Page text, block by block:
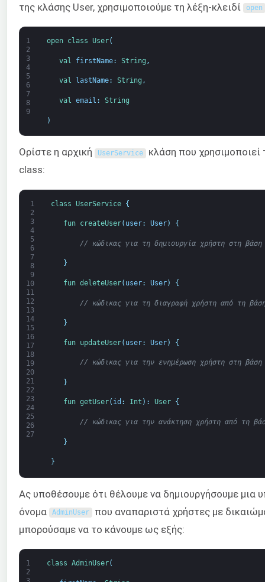
της κλάσης User, χρησιμοποιούμε τη λέξη-κλειδί
open
1
2
3
4
5
6
7
8
9
open class User(
val firstName: String ,
val lastName: String ,
val email : String
)
Ορίστε η αρχική UserService κλάση που
class:
1
2
3
4
5
6
7
8
9
10
11
12
13
14
15
16
17
18
19
20
21
22
23
24
25
26
27
class UserService {
fun createUser( user: User) {
// κώδικας για τη δημιουργία χρήστη στη βάση
}
fun deleteUser( user: User) {
// κώδικας για τη διαγραφή χρήστη από τη
}
fun updateUser( user: User) {
// κώδικας για την ενημέρωση χρήστη στη βάση
}
fun getUser( id : Int ) : User {
// κώδικας για την ανάκτηση χρήστη από τη
}
}
Ας υποθέσουμε ότι θέλουμε να δημιουργήσουμε μια
όνομα
AdminUser που αναπαριστά χρήστες με
μπορούσαμε να το κάνουμε ως εξής:
1
2
class AdminUser(